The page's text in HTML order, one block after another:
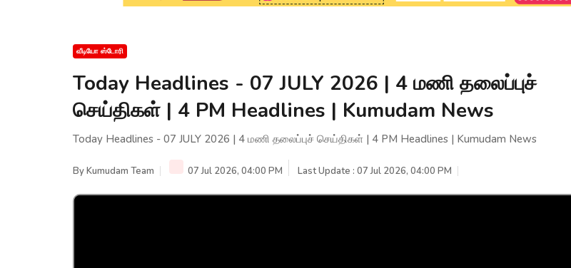
வீடியோ ஸ்டோரி
Today Headlines - 07 JULY 2026 | 4 மணி தலைப்புச்
செய்திகள் | 4 PM Headlines | Kumudam News
Today Headlines - 07 JULY 2026 | 4 மணி தலைப்புச் செய்திகள் | 4 PM Headlines | Kumudam News
ByKumudam Team 07 Jul 2026, 04:00 PM Last Update : 07 Jul 2026, 04:00 PM